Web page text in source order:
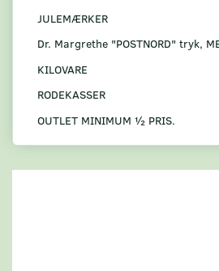
JULEMÆRKER
Dr. Margrethe "POSTNORD" tryk,
KILOVARE
RODEKASSER
OUTLET MINIMUM ½ PRIS.